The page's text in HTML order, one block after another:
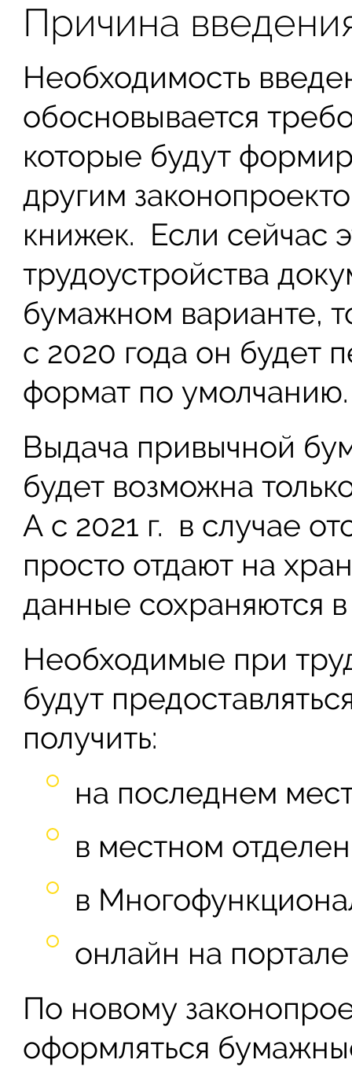
Причина
Необходимость
обосновывается
которые будут
другим
книжек. Если сейчас
трудоустройства
бумажном варианте,
с 2020 года он будет
формат по умолчанию.
Выдача привычной
будет возможна
А с 2021 г. в случае
просто отдают на
данные сохраняются
Необходимые при
будут
получить:
на последнем
в местном
в
онлайн на портале
По новому
оформляться